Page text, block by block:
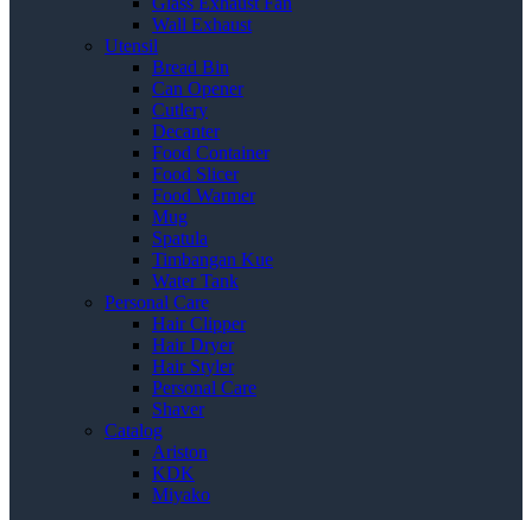
Wall Exhaust
Utensil
Bread Bin
Can Opener
Cutlery
Decanter
Food Container
Food Slicer
Food Warmer
Mug
Spatula
Timbangan Kue
Water Tank
Personal Care
Hair Clipper
Hair Dryer
Hair Styler
Personal Care
Shaver
Catalog
Ariston
KDK
Miyako